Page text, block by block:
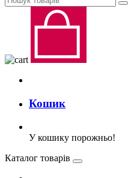
Кошик
У кошику порожньо!
Каталог товарів